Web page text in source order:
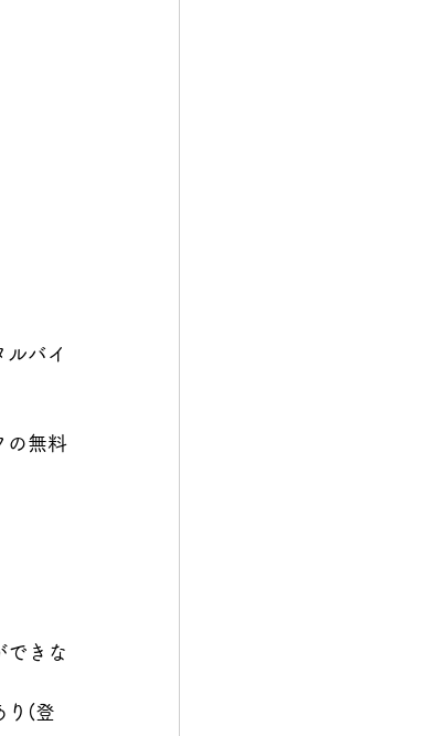
バイ
の無料
できな
り(登